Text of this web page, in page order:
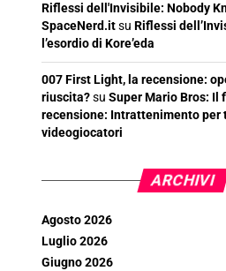
Riflessi dell'Invisibile: Nobody
SpaceNerd.itsu Riflessi
l’esordio di Kore’eda
007 First Light, la recensione:
riuscita?su Super Mario Bros: Il
recensione: Intrattenimento per
videogiocatori
ARCHIVI
Agosto 2026
Luglio 2026
Giugno 2026